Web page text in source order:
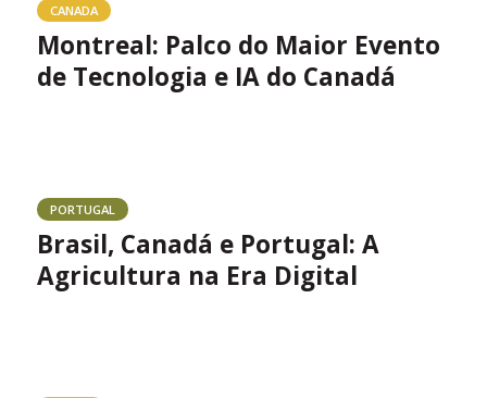
CANADA
Montreal: Palco do Maior Evento
de Tecnologia e IA do Canadá
PORTUGAL
Brasil, Canadá e Portugal: A
Agricultura na Era Digital